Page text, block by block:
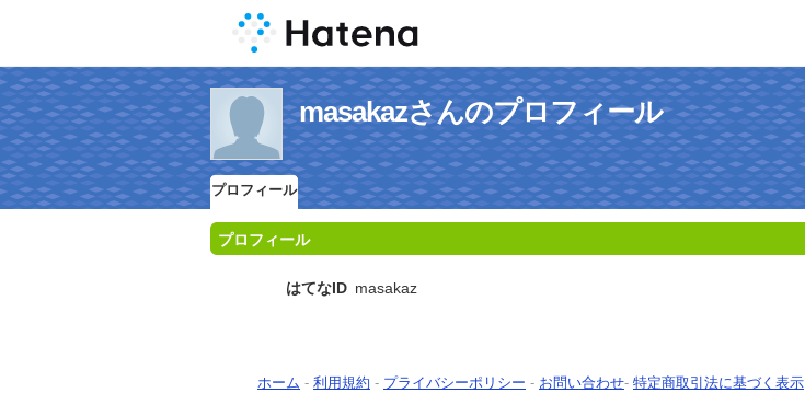
masakazさんのプロフィール
プロフィール
プロフィール
はてなID masakaz
ホーム - 利用規約 - プライバシーポリシー - お問い合わせ- 特定商取引法に基づく表示